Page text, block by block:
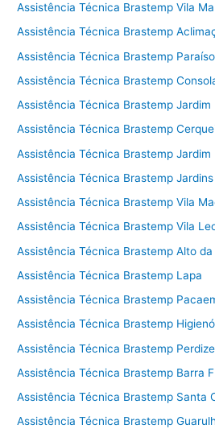
Assistência Técnica Brastemp Vila
Assistência Técnica Brastemp
Assistência Técnica Brastemp Paraíso
Assistência Técnica Brastemp
Assistência Técnica Brastemp Jardim
Assistência Técnica Brastemp
Assistência Técnica Brastemp Jardim
Assistência Técnica Brastemp Jardins
Assistência Técnica Brastemp Vila
Assistência Técnica Brastemp Vila
Assistência Técnica Brastemp Alto da
Assistência Técnica Brastemp Lapa
Assistência Técnica Brastemp
Assistência Técnica Brastemp
Assistência Técnica Brastemp
Assistência Técnica Brastemp Barra
Assistência Técnica Brastemp Santa
Assistência Técnica Brastemp